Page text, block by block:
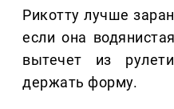
Рикотту лучше
если она
вытечет из
держать форму.